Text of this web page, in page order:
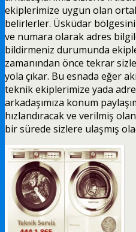
ekiplerimize uygun olan
belirlerler. Üsküdar
ve numara olarak adres
bildirmeniz durumunda
zamanından önce tekrar
yola çıkar. Bu esnada eğer
teknik ekiplerimize yada
arkadaşımıza konum
hızlandıracak ve verilmiş
bir sürede sizlere ulaşmış